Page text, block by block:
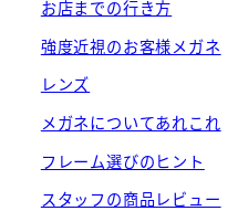
お店までの行き方
強度近視のお客様メガネ
レンズ
メガネについてあれこれ
フレーム選びのヒント
スタッフの商品レビュー